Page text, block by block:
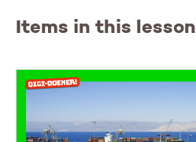
Items in this lesson